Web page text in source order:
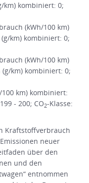
km) kombiniert: 0;
(kWh/100 km)
km) kombiniert: 0;
(kWh/100 km)
(g/km) kombiniert: 0;
km) kombiniert:
- 200; CO2-Klasse:
Kraftstoffverbrauch
neuer
über den
und den
entnommen